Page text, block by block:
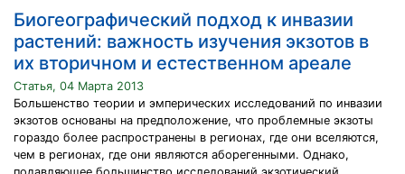
Биогеографический подход к инвазии
растений: важность изучения экзотов в
их вторичном и естественном ареале
Статья, 04 Марта 2013
Большенство теории и эмперических исследований по инвазии
экзотов основаны на предположение, что проблемные экзоты
гораздо более распространены в регионах, где они вселяются,
чем в регионах, где они являются аборегенными. Однако,